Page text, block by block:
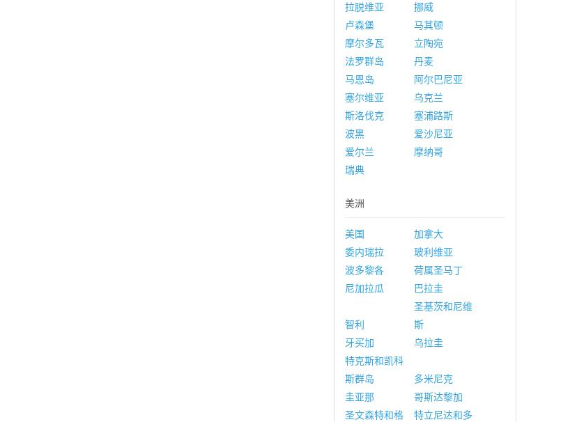
拉脱维亚
挪威
卢森堡
马其顿
摩尔多瓦
立陶宛
法罗群岛
丹麦
马恩岛
阿尔巴尼亚
塞尔维亚
乌克兰
斯洛伐克
塞浦路斯
波黑
爱沙尼亚
爱尔兰
摩纳哥
瑞典
美洲
美国
加拿大
委内瑞拉
玻利维亚
波多黎各
荷属圣马丁
尼加拉瓜
巴拉圭
智利
圣基茨和尼维
斯
牙买加
乌拉圭
特克斯和凯科
斯群岛
多米尼克
圭亚那
哥斯达黎加
圣文森特和格
特立尼达和多